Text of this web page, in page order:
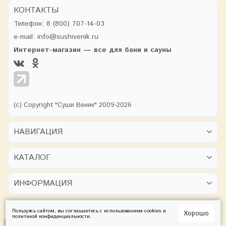
КОНТАКТЫ
Телефон: 8 (800) 707-14-03
e-mail: info@sushivenik.ru
Интернет-магазин — все для бани и сауны
(с) Copyright "Суши Веник" 2009-2026
НАВИГАЦИЯ
КАТАЛОГ
ИНФОРМАЦИЯ
Пользуясь сайтом, вы соглашаетесь с использованием cookies и
политикой конфиденциальности. Хорошо